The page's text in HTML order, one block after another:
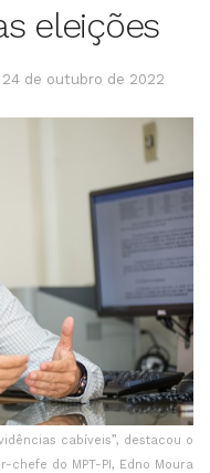
eleições
24 de outubro de 2022
cabíveis”, destacou o
chefe do MPT-PI, Edno Moura